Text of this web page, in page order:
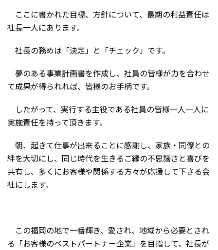
ここに書かれた目標、方針について、最期の利益責任は
社長一人にあります。
社長の務めは「決定」と「チェック」です。
夢のある事業計画書を作成し、社員の皆様が力を合わせ
て成果が得られれば、皆様のお手柄です。
したがって、実行する主役である社員の皆様一人一人に
実施責任を持って頂きます。
朝、起きて仕事が出来ることに感謝し、家族・同僚との
絆を大切にし、同じ時代を生きるご縁の不思議さと喜びを
共有し、多くにお客様や関係する方々が応援して下さる会
社にします。
この福岡の地で一番輝き、愛され、地域から必要とされ
る「お客様のベストパートナー企業」を目指して、社長が